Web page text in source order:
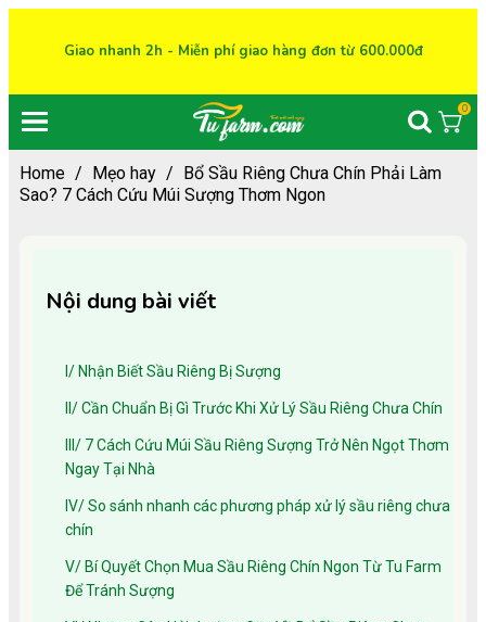
Giao nhanh 2h - Miễn phí giao hàng đơn từ 600.000đ
0
Home / Mẹo hay / Bổ Sầu Riêng Chưa Chín Phải Làm
Sao? 7 Cách Cứu Múi Sượng Thơm Ngon
Nội dung bài viết
I/ Nhận Biết Sầu Riêng Bị Sượng
II/ Cần Chuẩn Bị Gì Trước Khi Xử Lý Sầu Riêng Chưa Chín
III/ 7 Cách Cứu Múi Sầu Riêng Sượng Trở Nên Ngọt Thơm
Ngay Tại Nhà
IV/ So sánh nhanh các phương pháp xử lý sầu riêng chưa
chín
V/ Bí Quyết Chọn Mua Sầu Riêng Chín Ngon Từ Tu Farm
Để Tránh Sượng